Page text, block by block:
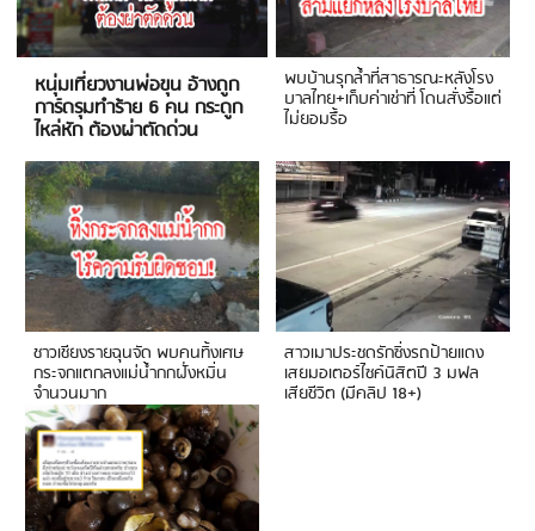
หนุ่มเที่ยวงานพ่อขุน อ้างถูก
การ์ดรุมทำร้าย 6 คน กระดูก
ไหล่หัก ต้องผ่าตัดด่วน
พบบ้านรุกล้ำที่สาธารณะหลังโรง
บาลไทย+เก็บค่าเช่าที่ โดนสั่งรื้อแต่
ไม่ยอมรื้อ
ชาวเชียงรายฉุนจัด พบคนทิ้งเศษ
กระจกแตกลงแม่น้ำกกฝั่งหมิ่น
จำนวนมาก
สาวเมาประชดรักซิ่งรถป้ายแดง
เสยมอเตอร์ไซค์นิสิตปี 3 มฟล
เสียชีวิต (มีคลิป 18+)